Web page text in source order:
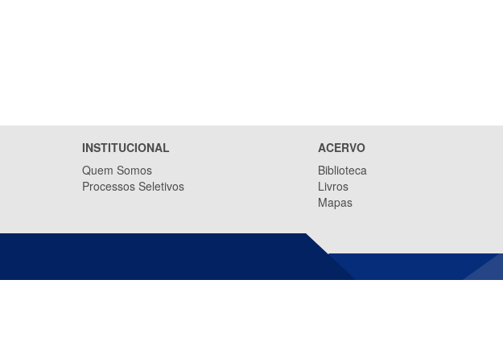
INSTITUCIONAL
Quem Somos
Processos Seletivos
ACERVO
Biblioteca
Livros
Mapas